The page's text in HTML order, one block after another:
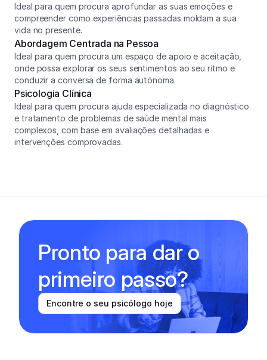
Ideal para quem procura aprofundar as suas emoções e
compreender como experiências passadas moldam a sua
vida no presente.
Abordagem Centrada na Pessoa
Ideal para quem procura um espaço de apoio e aceitação,
onde possa explorar os seus sentimentos ao seu ritmo e
conduzir a conversa de forma autónoma.
Psicologia Clínica
Ideal para quem procura ajuda especializada no diagnóstico
e tratamento de problemas de saúde mental mais
complexos, com base em avaliações detalhadas e
intervenções comprovadas.
Pronto para dar o
primeiro passo?
Encontre o seu psicólogo hoje